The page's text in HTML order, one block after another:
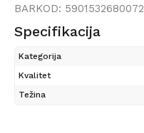
BARKOD: 5901532680072
Specifikacija
Kategorija
Kvalitet
Težina